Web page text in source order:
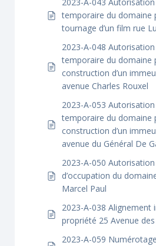
temporaire du domaine
tournage d’un film rue
2023-A-048 Autorisation
temporaire du domaine
construction d’un
avenue Charles Rouxel
2023-A-053 Autorisation
temporaire du domaine
construction d’un
avenue du Général De
2023-A-050
d’occupation du
Marcel Paul
2023-A-038 Alignement
propriété 25 Avenue
2023-A-059